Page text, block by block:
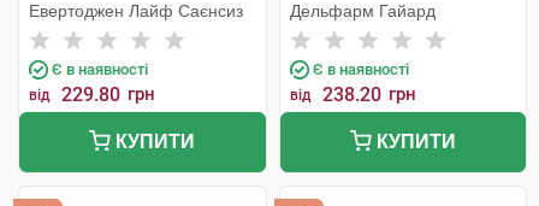
Евертоджен Лайф Саєнсиз
Є в наявності
від 229.80 грн
КУПИТИ
Дельфарм Гайард
Є в наявності
від 238.20 грн
КУПИТИ